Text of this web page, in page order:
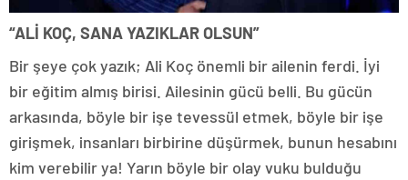
“ALİ KOÇ, SANA YAZIKLAR OLSUN”
Bir şeye çok yazık; Ali Koç önemli bir ailenin ferdi. İyi
bir eğitim almış birisi. Ailesinin gücü belli. Bu gücün
arkasında, böyle bir işe tevessül etmek, böyle bir işe
girişmek, insanları birbirine düşürmek, bunun hesabını
kim verebilir ya! Yarın böyle bir olay vuku bulduğu